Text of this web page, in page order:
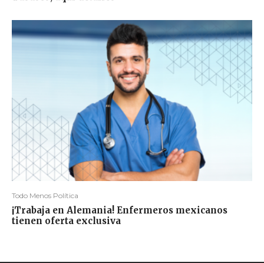
Todo Menos Política
¡Trabaja en Alemania! Enfermeros mexicanos
tienen oferta exclusiva